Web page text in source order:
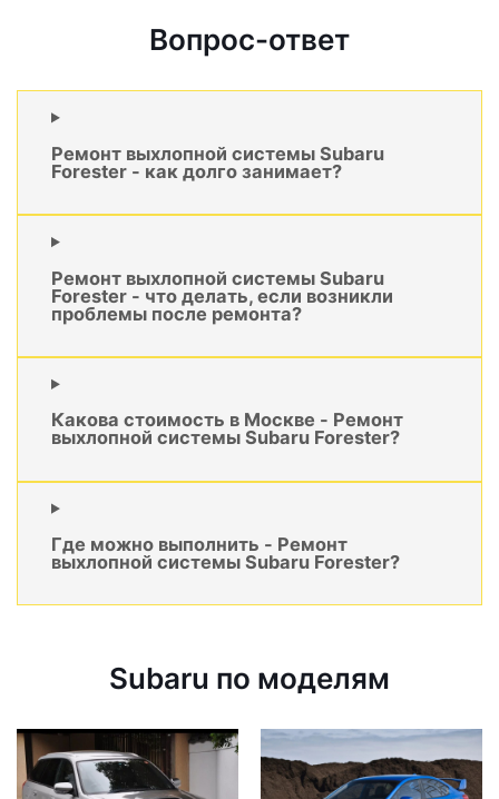
Вопрос-ответ
Ремонт выхлопной системы Subaru
Forester - как долго занимает?
Ремонт выхлопной системы Subaru
Forester - что делать, если возникли
проблемы после ремонта?
Какова стоимость в Москве - Ремонт
выхлопной системы Subaru Forester?
Где можно выполнить - Ремонт
выхлопной системы Subaru Forester?
Subaru по моделям